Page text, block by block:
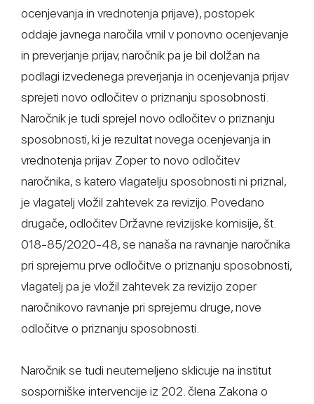
ocenjevanja in vrednotenja prijave), postopek
oddaje javnega naročila vrnil v ponovno ocenjevanje
in preverjanje prijav, naročnik pa je bil dolžan na
podlagi izvedenega preverjanja in ocenjevanja prijav
sprejeti novo odločitev o priznanju sposobnosti.
Naročnik je tudi sprejel novo odločitev o priznanju
sposobnosti, ki je rezultat novega ocenjevanja in
vrednotenja prijav. Zoper to novo odločitev
naročnika, s katero vlagatelju sposobnosti ni priznal,
je vlagatelj vložil zahtevek za revizijo. Povedano
drugače, odločitev Državne revizijske komisije, št.
018-85/2020-48, se nanaša na ravnanje naročnika
pri sprejemu prve odločitve o priznanju sposobnosti,
vlagatelj pa je vložil zahtevek za revizijo zoper
naročnikovo ravnanje pri sprejemu druge, nove
odločitve o priznanju sposobnosti.
Naročnik se tudi neutemeljeno sklicuje na institut
sosporniške intervencije iz 202. člena Zakona o